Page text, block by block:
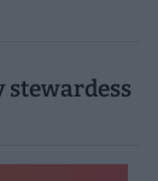
stewardess